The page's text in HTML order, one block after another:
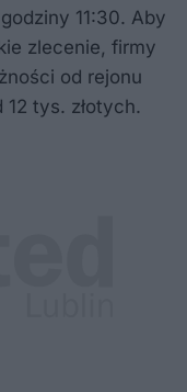
11:30. Aby
zlecenie, firmy
od rejonu
tys. złotych.